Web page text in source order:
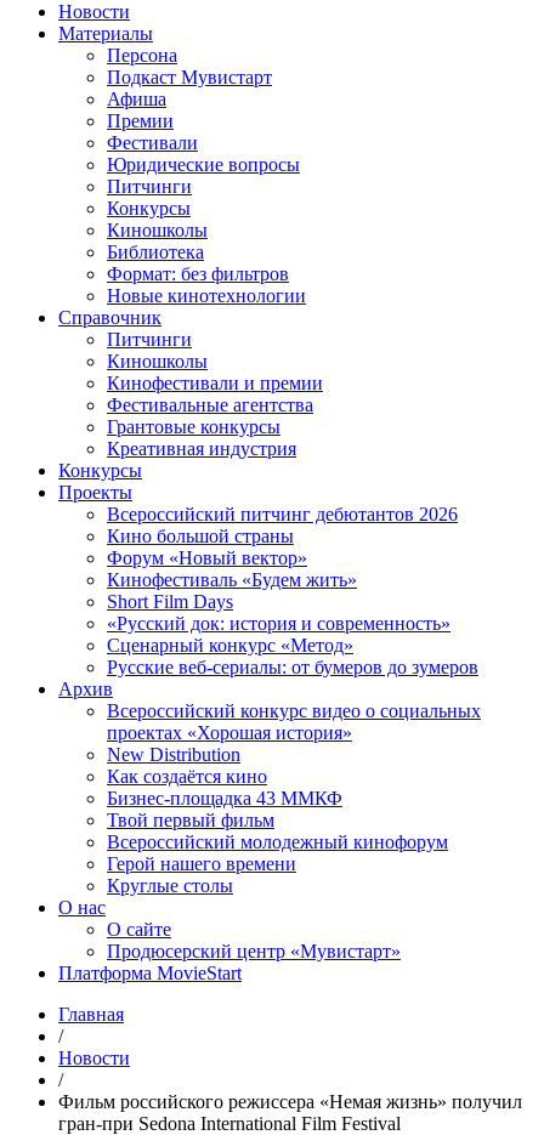
Новости
Материалы
Персона
Подкаст Мувистарт
Афиша
Премии
Фестивали
Юридические вопросы
Питчинги
Конкурсы
Киношколы
Библиотека
Формат: без фильтров
Новые кинотехнологии
Справочник
Питчинги
Киношколы
Кинофестивали и премии
Фестивальные агентства
Грантовые конкурсы
Креативная индустрия
Конкурсы
Проекты
Всероссийский питчинг дебютантов 2026
Кино большой страны
Форум «Новый вектор»
Кинофестиваль «Будем жить»
Short Film Days
«Русский док: история и современность»
Сценарный конкурс «Метод»
Русские веб-сериалы: от бумеров до зумеров
Архив
Всероссийский конкурс видео о социальных
проектах «Хорошая история»
New Distribution
Как создаётся кино
Бизнес-площадка 43 ММКФ
Твой первый фильм
Всероссийский молодежный кинофорум
Герой нашего времени
Круглые столы
О нас
О сайте
Продюсерский центр «Мувистарт»
Платформа MovieStart
Главная
/
Новости
/
Фильм российского режиссера «Немая жизнь» получил
гран-при Sedona International Film Festival